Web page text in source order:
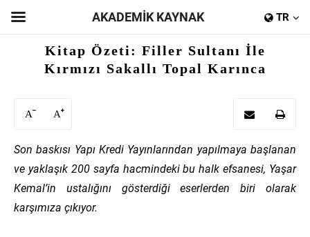
Kitap Özeti: Filler Sultanı İle
Kırmızı Sakallı Topal Karınca
A A
Son baskısı Yapı Kredi Yayınlarından yapılmaya başlanan
ve yaklaşık 200 sayfa hacmindeki bu halk efsanesi, Yaşar
Kemal’in ustalığını gösterdiği eserlerden biri olarak
karşımıza çıkıyor.
AKADEMİK KAYNAK TR